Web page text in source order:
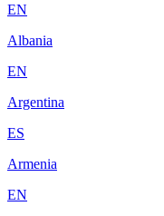
EN
Albania
EN
Argentina
ES
Armenia
EN